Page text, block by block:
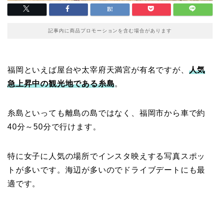
記事内に商品プロモーションを含む場合があります
福岡といえば屋台や太宰府天満宮が有名ですが、 人気
急上昇中の観光地である糸島。
糸島といっても離島の島ではなく、福岡市から車で約
40分～50分で行けます。
特に女子に人気の場所でインスタ映えする写真スポッ
トが多いです。海辺が多いのでドライブデートにも最
適です。